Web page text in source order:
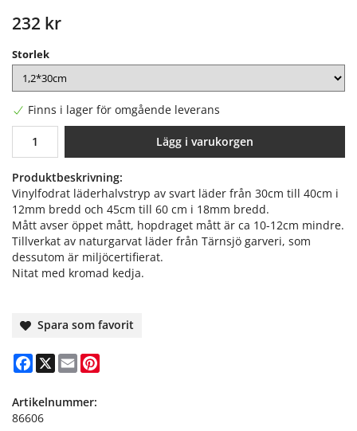
232 kr
Storlek
Finns i lager för omgående leverans
Lägg i varukorgen
Produktbeskrivning:
Vinylfodrat läderhalvstryp av svart läder från 30cm till 40cm i
12mm bredd och 45cm till 60 cm i 18mm bredd.
Mått avser öppet mått, hopdraget mått är ca 10-12cm mindre.
Tillverkat av naturgarvat läder från Tärnsjö garveri, som
dessutom är miljöcertifierat.
Nitat med kromad kedja.
Spara som favorit
Facebook
X Email
Artikelnummer:
86606